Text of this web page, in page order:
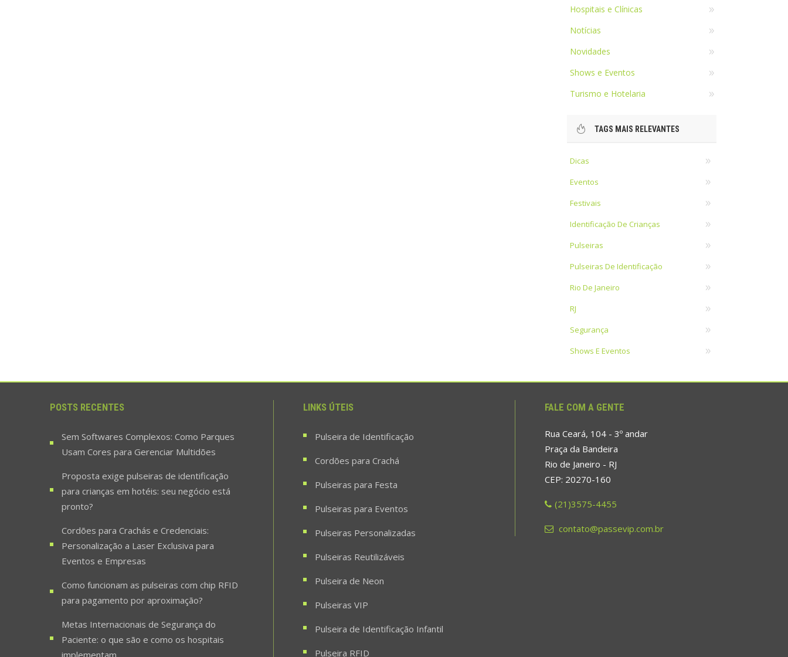
Hospitais e Clínicas
Notícias
Novidades
Shows e Eventos
Turismo e Hotelaria
TAGS MAIS RELEVANTES
Dicas
Eventos
Festivais
Identificação De Crianças
Pulseiras
Pulseiras De Identificação
Rio De Janeiro
RJ
Segurança
Shows E Eventos
POSTS RECENTES
Sem Softwares Complexos: Como Parques
Usam Cores para Gerenciar Multidões
Proposta exige pulseiras de identificação
para crianças em hotéis: seu negócio está
pronto?
Cordões para Crachás e Credenciais:
Personalização a Laser Exclusiva para
Eventos e Empresas
Como funcionam as pulseiras com chip RFID
para pagamento por aproximação?
Metas Internacionais de Segurança do
Paciente: o que são e como os hospitais
implementam
LINKS ÚTEIS
Pulseira de Identificação
Cordões para Crachá
Pulseiras para Festa
Pulseiras para Eventos
Pulseiras Personalizadas
Pulseiras Reutilizáveis
Pulseira de Neon
Pulseiras VIP
Pulseira de Identificação Infantil
Pulseira RFID
FALE COM A GENTE
Rua Ceará, 104 - 3º andar
Praça da Bandeira
Rio de Janeiro - RJ
CEP: 20270-160
(21)3575-4455
contato@passevip.com.br